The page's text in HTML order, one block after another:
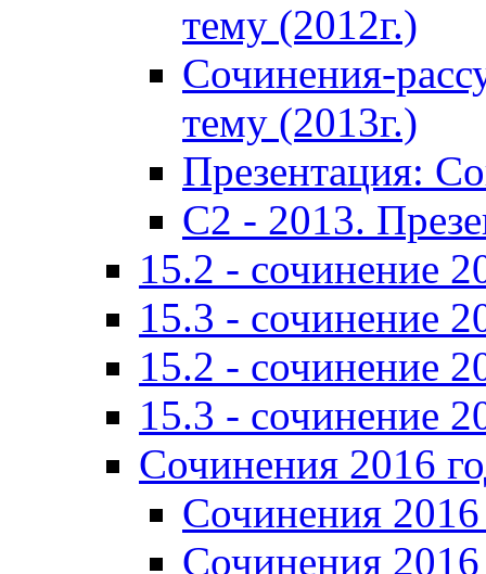
тему (2012г.)
Сочинения-
тему (2013г.)
Презентация:
C2 - 2013.
15.2 - сочинение
15.3 - сочинение
15.2 - сочинение
15.3 - сочинение
Сочинения 2016
Сочинения
Сочинения